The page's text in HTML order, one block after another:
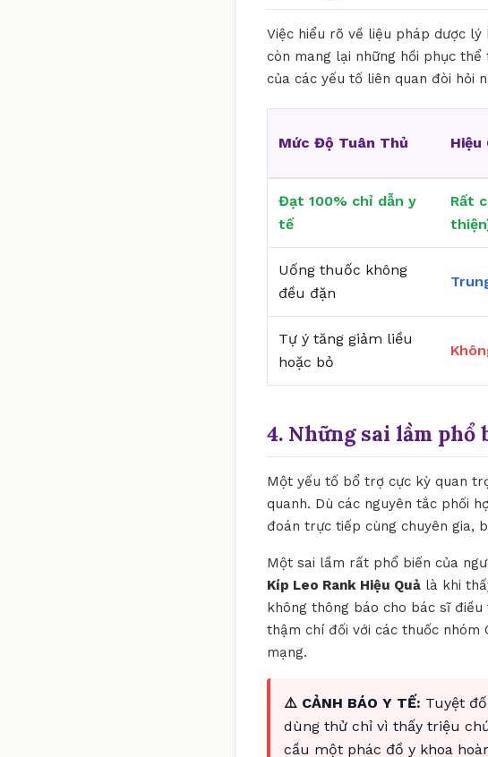
Việc hiểu rõ về liệu pháp dược
còn mang lại những hồi phục
của các yếu tố liên quan đòi hỏi
Mức Độ Tuân Thủ Hiệu
Đạt 100% chỉ dẫn y
tế
Rất
Uống thuốc không
đều đặn
Tự ý tăng giảm liều
hoặc bỏ
4. Những sai lầm phổ
Một yếu tố bổ trợ cực kỳ quan
quanh. Dù các nguyên tắc phối
đoán trực tiếp cùng chuyên gia,
Một sai lầm rất phổ biến của
Kíp Leo Rank Hiệu Quả là khi
không thông báo cho bác sĩ
thậm chí đối với các thuốc
mạng.
⚠️ CẢNH BÁO Y TẾ: Tuyệt
dùng thử chỉ vì thấy triệu
cầu một phác đồ y khoa